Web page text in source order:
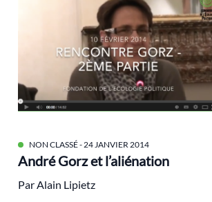
NON CLASSÉ- 24 JANVIER 2014
André Gorz et l’aliénation
Par Alain Lipietz
Anthropocène
Antoine Waechter
Archives
audiovisuel
Biodiversité
Brice Lalonde
Cédric Villani
Changement climatique